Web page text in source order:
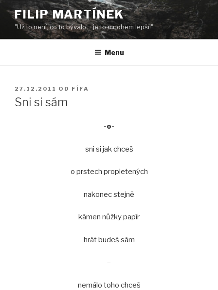
Přejít
obsahu
webu
FILIP MARTÍNEK
"Už to není, co to bývalo… je to mnohem lepší!"
Menu
PUBLIKOVÁNO
27.12.2011 OD FÍFA
Sni si sám
-o-
sni si jak chceš
o prstech propletených
nakonec stejně
kámen nůžky papír
hrát budeš sám
–
nemálo toho chceš